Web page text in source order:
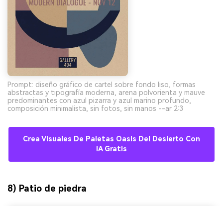
Prompt: diseño gráfico de cartel sobre fondo liso, formas
abstractas y tipografía moderna, arena polvorienta y mauve
predominantes con azul pizarra y azul marino profundo,
composición minimalista, sin fotos, sin manos --ar 2:3
Crea Visuales De Paletas Oasis Del Desierto Con
IA Gratis
8) Patio de piedra